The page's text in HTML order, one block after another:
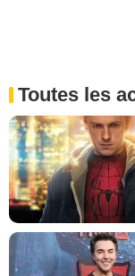
Toutes les